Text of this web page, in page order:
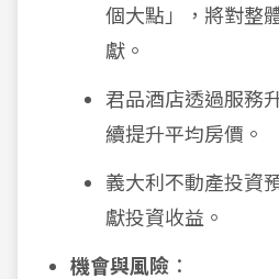
個大點」，將對整
獻。
君品酒店透過服務
續提升平均房價。
義大利不動產投資
獻投資收益。
機會與風險 ：